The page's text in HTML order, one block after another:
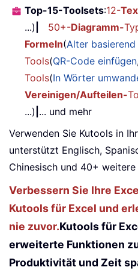
Top-15-Toolsets:12-
...)
50+-Diagramm-
Formeln(Alter
Tools(QR-Code einfügen
Tools(In Wörter
Vereinigen/Aufteilen-
...) ... und mehr
Verwenden Sie Kutools in
unterstützt Englisch,
Chinesisch und 40+ weitere
Verbessern Sie Ihre
Kutools für Excel und
nie zuvor.Kutools für
erweiterte Funktionen
Produktivität und Zeit